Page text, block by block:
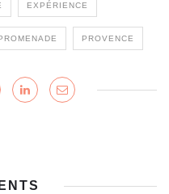
EXPÉRIENCE
PROMENADE PROVENCE